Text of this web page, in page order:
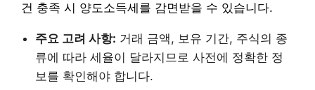
건 충족 시 양도소득세를 감면받을 수 있습니다.
주요 고려 사항: 거래 금액, 보유 기간, 주식의 종
류에 따라 세율이 달라지므로 사전에 정확한 정
보를 확인해야 합니다.